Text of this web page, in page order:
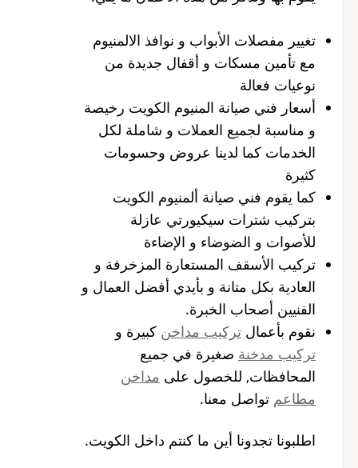
تغيير مفصلات الأبواب و نوافذ الالمنيوم
مع تأمين مسكات و أقفال جديدة من
نوعيات فعالة
أسعار فني صيانة المنيوم الكويت رخيصة
و مناسبة لجميع العملات و شاملة لكل
الخدمات كما لدينا عروض وحسومات
كثيرة
كما يقوم فني صيانة ألمنيوم الكويت
بتركيب شترات سيكيورتي عازلة
للأصوات و الضوضاء و الإضاءة
تركيب الأسقف المستعارة المزخرفة و
العادية بكل متانة و بأيدي أفضل العمال و
الفنيين أصحاب الخبرة.
نقوم بأعمال تركيب مداخن كبيرة و
تركيب مدخنة صغيرة في جميع
المحافظات, للخصول على مداخن
مطاعم تواصل معنا.
اطلبونا تجدونا أين ما كنتم داخل الكويت.